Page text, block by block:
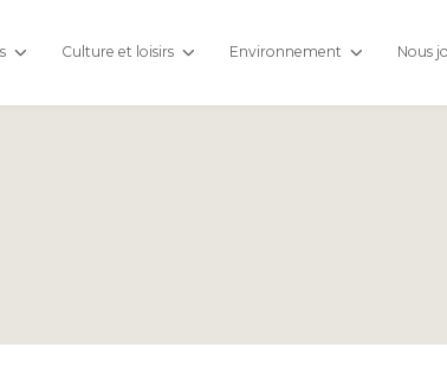
Culture et loisirs Environnement Nous